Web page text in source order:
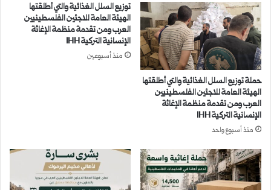
حملة توزيع السلل الغذائية والتي أطلقتها
الهيئة العامة للاجئين الفلسطينيين
العرب ومن تقدمة منظمة الإغاثة
الإنسانية التركية IHH
منذ أسبوع واحد
توزيع السلل الغذائية والتي أطلقتها
الهيئة العامة للاجئين الفلسطينيين
العرب ومن تقدمة منظمة الإغاثة
الإنسانية التركية IHH
منذ أسبوعين